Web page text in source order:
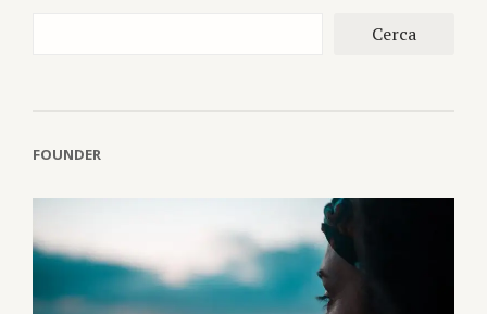
Cerca
FOUNDER